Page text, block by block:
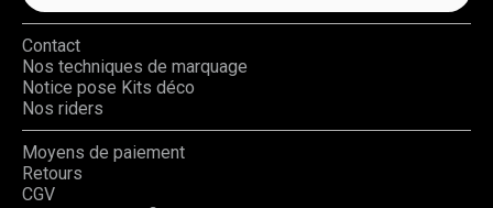
Contact
Nos techniques de marquage
Notice pose Kits déco
Nos riders
Moyens de paiement
Retours
CGV